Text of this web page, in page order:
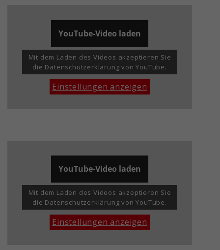
YouTube-Video laden
Mit dem Laden des Videos akzeptieren Sie
die Datenschutzerklärung von YouTube.
Einstellungen anzeigen
YouTube-Video laden
Mit dem Laden des Videos akzeptieren Sie
die Datenschutzerklärung von YouTube.
Einstellungen anzeigen